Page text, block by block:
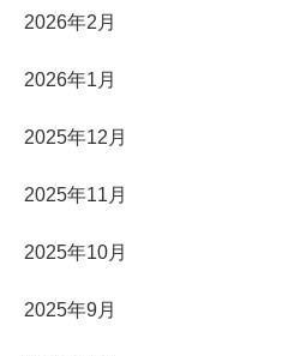
2026年2月
2026年1月
2025年12月
2025年11月
2025年10月
2025年9月